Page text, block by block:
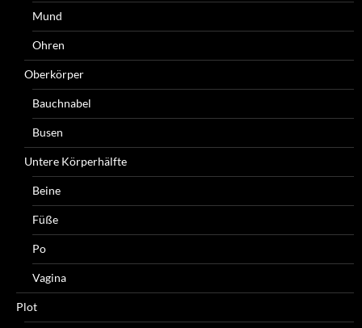
Mund
Ohren
Oberkörper
Bauchnabel
Busen
Untere Körperhälfte
Beine
Füße
Po
Vagina
Plot